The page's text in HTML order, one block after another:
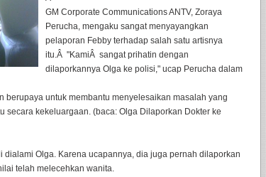
GM Corporate Communications ANTV, Zoraya
Perucha, mengaku sangat menyayangkan
pelaporan Febby terhadap salah satu artisnya
itu.Â "KamiÂ sangat prihatin dengan
dilaporkannya Olga ke polisi," ucap Perucha dalam
berupaya untuk membantu menyelesaikan masalah yang
secara kekeluargaan. (baca: Olga Dilaporkan Dokter ke
Olga. Karena ucapannya, dia juga pernah dilaporkan
telah melecehkan wanita.